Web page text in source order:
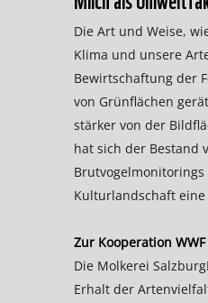
Die Art und Weise,
Klima und unsere
Bewirtschaftung der
von Grünflächen
stärker von der
hat sich der Bestand
Kulturlandschaft
Zur Kooperation
Die Molkerei
Erhalt der